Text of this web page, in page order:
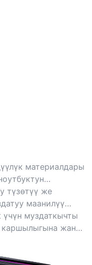
материалдары
жылуулукту
интенсивдүү
түзөтүү же
маанилүү
үчүн идеалдуу.
муздаткычты
жана